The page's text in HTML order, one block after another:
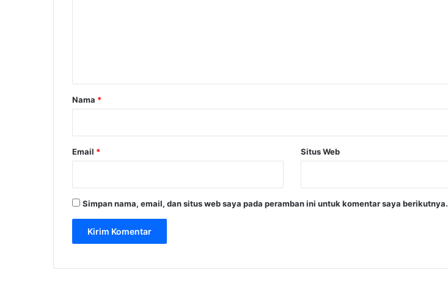
r
Nama *
Email * Situs Web
Simpan nama, email, dan situs web saya pada peramban ini untuk komentar saya berikutnya.